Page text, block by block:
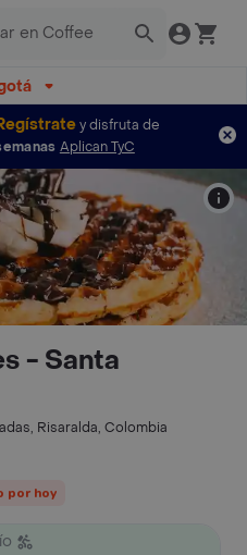
y disfruta de
Aplican TyC
- Santa
Risaralda, Colombia
por hoy